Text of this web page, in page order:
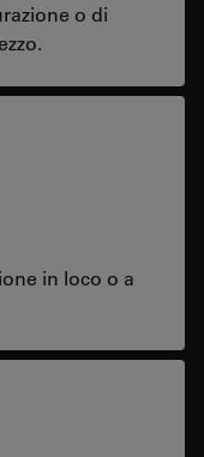
o di
in loco o a